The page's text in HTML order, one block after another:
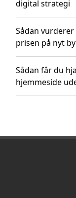
digital strategi
Sådan
prisen på nyt
Sådan får du
hjemmeside